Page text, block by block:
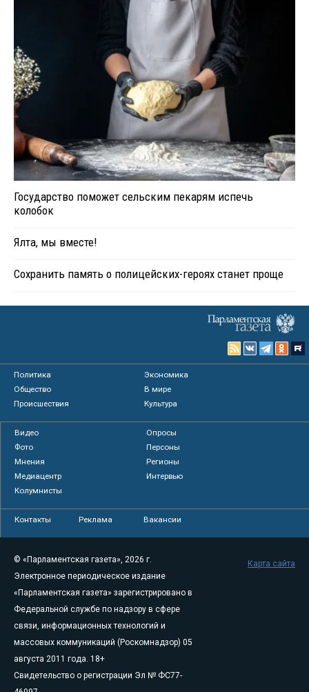
Государство поможет сельским пекарям испечь
колобок
Ялта, мы вместе!
Сохранить память о полицейских-героях станет проще
Политика
Экономика
Общество
В мире
Происшествия
Культура
Видео
Опросы
Фото
Персоны
Мнения
Регионы
Медиацентр
Интервью
Колумнисты
Контакты Реклама Вакансии
© «Парламентская газета», 2026 г.
Электронное периодическое издание
«Парламентская газета» зарегистрировано в
Федеральной службе по надзору в сфере
связи, информационных технологий и
массовых коммуникаций (Роскомнадзор) 05
августа 2011 года. 18+
Свидетельство о регистрации Эл № ФС77-
Карта сайта